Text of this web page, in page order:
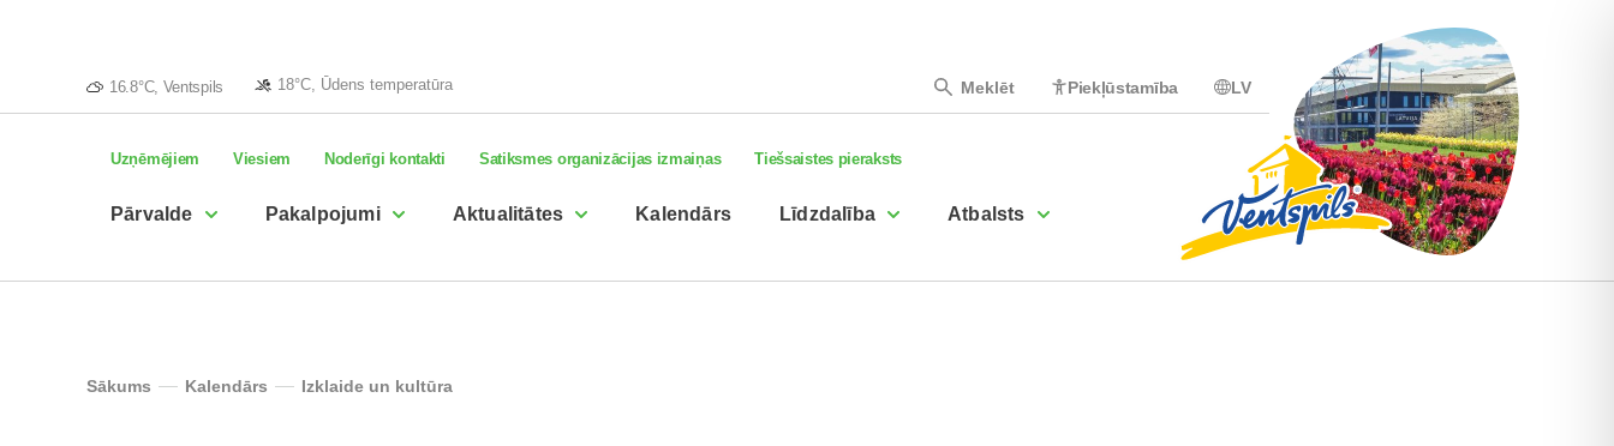
16.8°C, Ventspils 18°C, Ūdens temperatūra Meklēt Piekļūstamība LV
Uzņēmējiem Viesiem Noderīgi kontakti Satiksmes organizācijas izmaiņas Tiešsaistes pieraksts
Pārvalde Pakalpojumi Aktualitātes Kalendārs Līdzdalība Atbalsts
Sākums Kalendārs Izklaide un kultūra